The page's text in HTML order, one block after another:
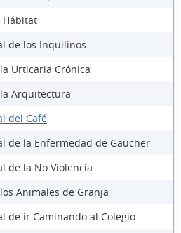
Hábitat
de los Inquilinos
Urticaria Crónica
Arquitectura
del Café
de la Enfermedad de Gaucher
de la No Violencia
Animales de Granja
de ir Caminando al Colegio